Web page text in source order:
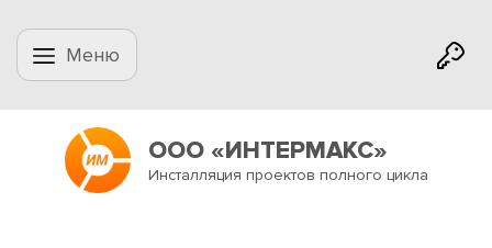
Меню
ООО «ИНТЕРМАКС»
Инсталляция проектов полного цикла